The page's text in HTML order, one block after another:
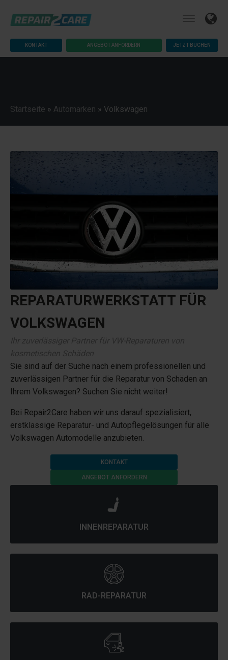
KONTAKT ANGEBOT ANFORDERN JETZT BUCHEN
Startseite » Automarken » Volkswagen
REPARATURWERKSTATT FÜR
VOLKSWAGEN
Ihr zuverlässiger Partner für VW-Reparaturen von
kosmetischen Schäden
Sie sind auf der Suche nach einem professionellen und
zuverlässigen Partner für die Reparatur von Schäden an
Ihrem Volkswagen? Suchen Sie nicht weiter!
Bei Repair2Care haben wir uns darauf spezialisiert,
erstklassige Reparatur- und Autopflegelösungen für alle
Volkswagen Automodelle anzubieten.
KONTAKT
ANGEBOT ANFORDERN
INNENREPARATUR
RAD-REPARATUR